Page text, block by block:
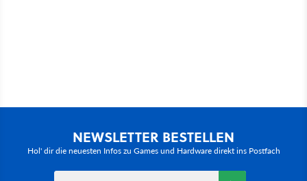
NEWSLETTER BESTELLEN
Hol' dir die neuesten Infos zu Games und Hardware direkt ins Postfach